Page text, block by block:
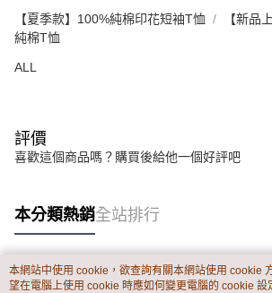
【夏季款】100%純棉印花短袖T恤
【新品
純棉T恤
ALL
評價
喜歡這個商品嗎？購買後給他一個好評吧
本分類熱銷全站排行
熱門標籤
本網站中使用 cookie，欲查詢有關本網站使用 cookie
望在電腦上使用 cookie 時應如何變更電腦的 cookie 設